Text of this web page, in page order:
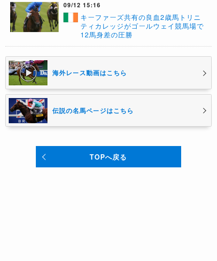
09/12 15:16
キーファーズ共有の良血2歳馬トリニ
ティカレッジがゴールウェイ競馬場で
12馬身差の圧勝
海外レース動画はこちら
伝説の名馬ページはこちら
TOPへ戻る